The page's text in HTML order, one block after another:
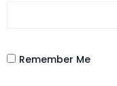
Remember Me